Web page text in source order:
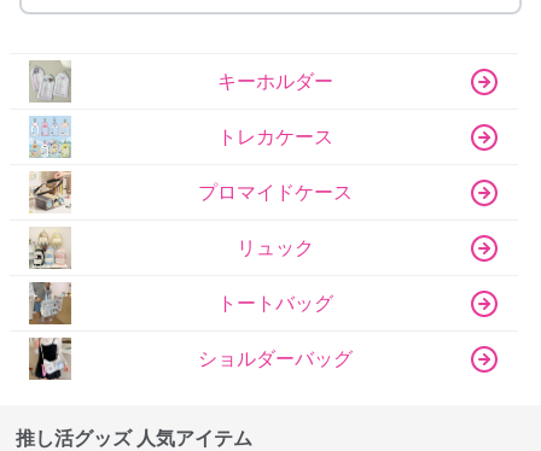
キーホルダー
トレカケース
プロマイドケース
リュック
トートバッグ
ショルダーバッグ
推し活グッズ 人気アイテム